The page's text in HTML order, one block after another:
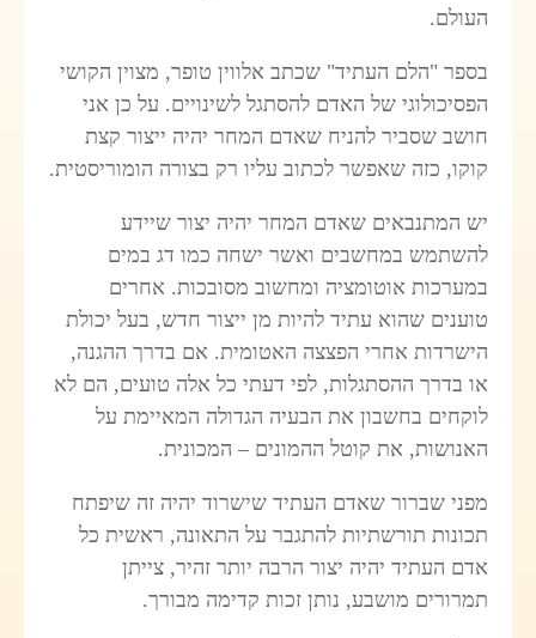
העולם.
בספר "הלם העתיד" שכתב אלווין טופר, מצוין הקושי
הפסיכולוגי של האדם להסתגל לשינויים. על כן אני
חושב שסביר להניח שאדם המחר יהיה ייצור קצת
קוקו, כזה שאפשר לכתוב עליו רק בצורה הומוריסטית.
יש המתנבאים שאדם המחר יהיה יצור שיידע
להשתמש במחשבים ואשר ישחה כמו דג במים
במערכות אוטומציה ומחשוב מסובכות. אחרים
טוענים שהוא עתיד להיות מן ייצור חדש, בעל יכולת
הישרדות אחרי הפצצה האטומית. אם בדרך ההגנה,
או בדרך ההסתגלות, לפי דעתי כל אלה טועים, הם לא
לוקחים בחשבון את הבעיה הגדולה המאיימת על
האנושות, את קוטל ההמונים – המכונית.
מפני שברור שאדם העתיד שישרוד יהיה זה שיפתח
תכונות תורשתיות להתגבר על התאונה, ראשית כל
אדם העתיד יהיה יצור הרבה יותר זהיר, צייתן
תמרורים מושבע, נותן זכות קדימה מבורך.